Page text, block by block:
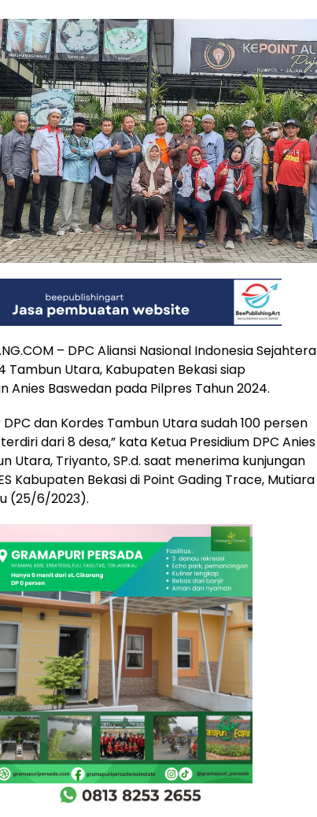
– DPC Aliansi Nasional Indonesia Sejahtera
Tambun Utara, Kabupaten Bekasi siap
Anies Baswedan pada Pilpres Tahun 2024.
DPC dan Kordes Tambun Utara sudah 100 persen
dari 8 desa,” kata Ketua Presidium DPC Anies
Utara, Triyanto, SP.d. saat menerima kunjungan
Kabupaten Bekasi di Point Gading Trace, Mutiara
(25/6/2023).